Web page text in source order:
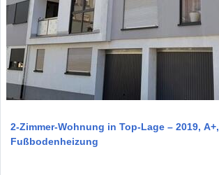
2-Zimmer-Wohnung in Top-Lage – 2019, A+,
Fußbodenheizung